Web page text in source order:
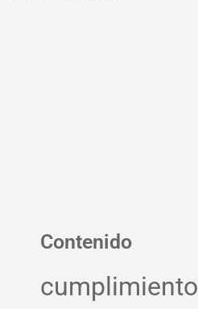
Contenido
cumplimiento